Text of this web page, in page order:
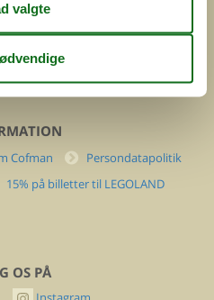
Cofman
Persondatapolitik
15% på billetter til LEGOLAND
OS PÅ